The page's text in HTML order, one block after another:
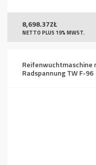
8,698.37ZŁ
NETTO PLUS 19% MWST.
Reifenwuchtmaschine
Radspannung TW F-96